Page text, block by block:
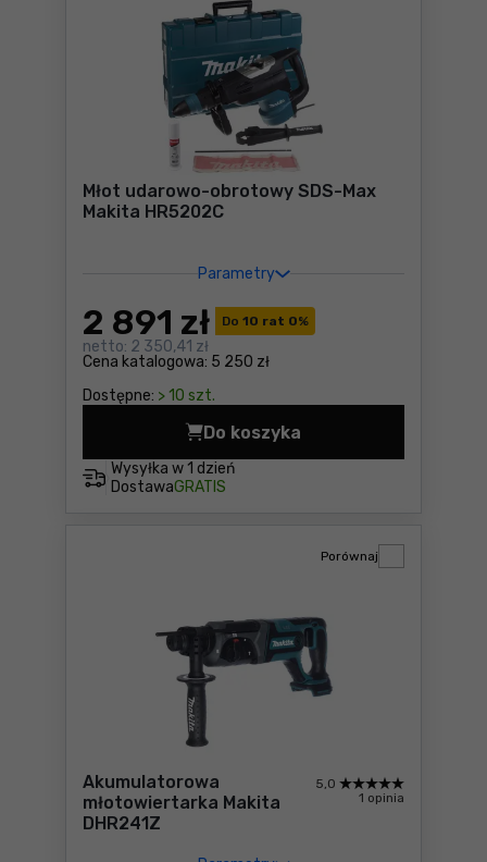
Młot udarowo-obrotowy SDS-Max
Makita HR5202C
Parametry
Do 10 rat 0%
Cena katalogowa: 5 250 zł
2 891 zł
netto: 2 350,41 zł
Dostępne: > 10 szt.
Wysyłka w 1 dzień
DostawaGRATIS
Do koszyka
Młot udarowo-obrotowy
Akumulatorowa
młotowiertarka Makita
DHR241Z
5,0
1 opinia
Porównaj